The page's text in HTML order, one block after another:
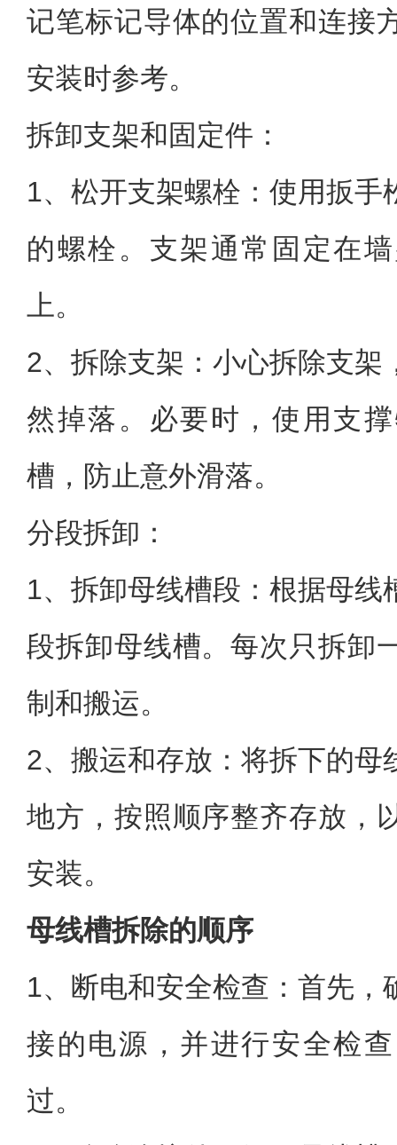
记笔标记导体的位置和连接
安装时参考。
拆卸支架和固定件：
1、松开支架螺栓：使用扳手
的螺栓。支架通常固定在
上。
2、拆除支架：小心拆除支架
然掉落。必要时，使用支
槽，防止意外滑落。
分段拆卸：
1、拆卸母线槽段：根据母线
段拆卸母线槽。每次只拆卸
制和搬运。
2、搬运和存放：将拆下的母
地方，按照顺序整齐存放，
安装。
母线槽拆除的顺序
1、断电和安全检查：首先，
接的电源，并进行安全检
过。